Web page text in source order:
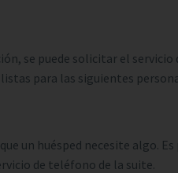
se puede solicitar el
para las siguientes
un huésped necesite algo.
de teléfono de la suite.